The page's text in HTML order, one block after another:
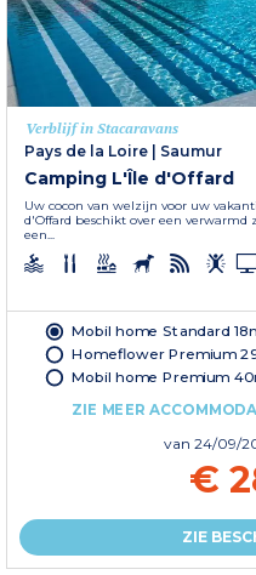
Verblijf in Stacaravans
Pays de la Loire | Saumur
Camping L'Île d'Offard
Uw cocon van welzijn voor uw
d'Offard beschikt over een verwarmd
een...
Mobil home Standard
Homeflower Premium
Mobil home Premium
ZIE MEER
van 24/09/
€
ZIE